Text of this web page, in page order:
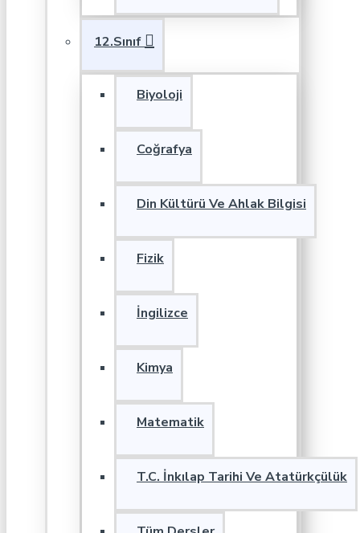
12.Sınıf
Biyoloji
Coğrafya
Din Kültürü Ve Ahlak Bilgisi
Fizik
İngilizce
Kimya
Matematik
T.C. İnkılap Tarihi Ve Atatürkçülük